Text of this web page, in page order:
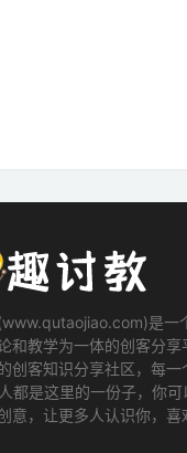
是一
和教学为一体的创客分享
创客知识分享社区，每一
都是这里的一份子，你可
意，让更多人认识你，喜